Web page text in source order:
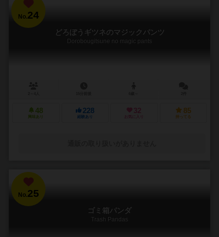
No.24
どろぼうギツネのマジックパンツ
Dorobougitsune no magic pants
48
興味あり
228
経験あり
32
お気に入り
85
持ってる
No.25
ゴミ箱パンダ
Trash Pandas